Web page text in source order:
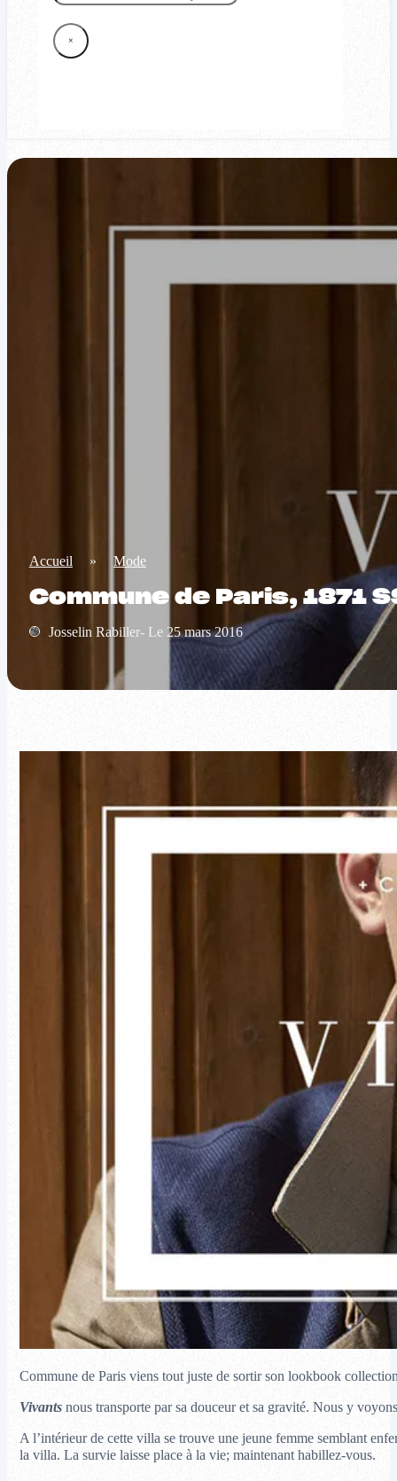
×
Accueil » Mode
Commune de Paris, 1871
Josselin Rabiller- Le 25 mars 2016
Commune de Paris viens tout juste de sortir son lookbook
Vivantsnous transporte par sa douceur et sa gravité. Nous y
A l’intérieur de cette villa se trouve une jeune femme semblant
la villa. La survie laisse place à la vie; maintenant habillez-vous.